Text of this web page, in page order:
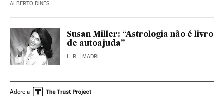
ALBERTO DINES
Susan Miller: “Astrologia não é livro
de autoajuda”
L. R. | MADRI
Adere a